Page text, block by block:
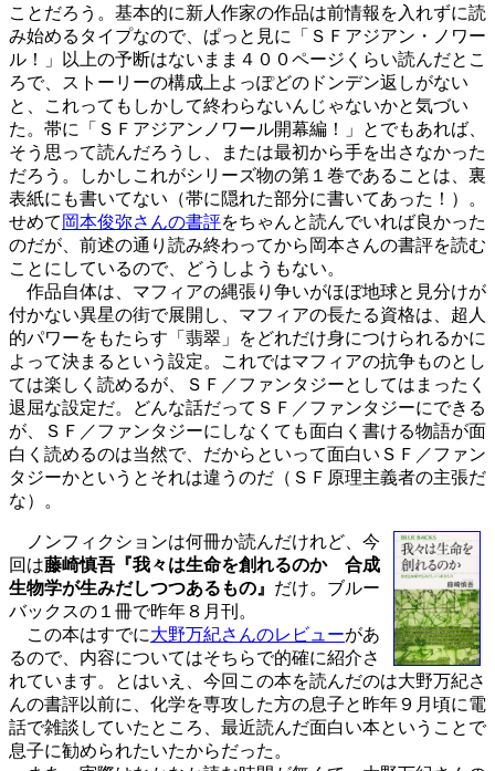
ことだろう。基本的に新人作家の作品は前情報を入れずに読
み始めるタイプなので、ぱっと見に「ＳＦアジアン・ノワー
ル！」以上の予断はないまま４００ページくらい読んだとこ
ろで、ストーリーの構成上よっぽどのドンデン返しがない
と、これってもしかして終わらないんじゃないかと気づい
た。帯に「ＳＦアジアンノワール開幕編！」とでもあれば、
そう思って読んだろうし、または最初から手を出さなかった
だろう。しかしこれがシリーズ物の第１巻であることは、裏
表紙にも書いてない（帯に隠れた部分に書いてあった！）。
せめて 岡本俊弥さんの書評をちゃんと読んでいれば良かった
のだが、前述の通り読み終わってから岡本さんの書評を読む
ことにしているので、どうしようもない。
作品自体は、マフィアの縄張り争いがほぼ地球と見分けが
付かない異星の街で展開し、マフィアの長たる資格は、超人
的パワーをもたらす「翡翠」をどれだけ身につけられるかに
よって決まるという設定。これではマフィアの抗争ものとし
ては楽しく読めるが、ＳＦ／ファンタジーとしてはまったく
退屈な設定だ。どんな話だってＳＦ／ファンタジーにできる
が、ＳＦ／ファンタジーにしなくても面白く書ける物語が面
白く読めるのは当然で、だからといって面白いＳＦ／ファン
タジーかというとそれは違うのだ（ＳＦ原理主義者の主張だ
な）。
ノンフィクションは何冊か読んだけれど、今
回は藤崎慎吾『我々は生命を創れるのか 合成
生物学が生みだしつつあるもの』 だけ。ブルー
バックスの１冊で昨年８月刊。
この本はすでに大野万紀さんのレビューがあ
るので、内容についてはそちらで的確に紹介さ
れています。とはいえ、今回この本を読んだのは大野万紀さ
んの書評以前に、化学を専攻した方の息子と昨年９月頃に電
話で雑談していたところ、最近読んだ面白い本ということで
息子に勧められたいたからだった。